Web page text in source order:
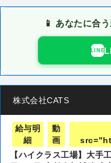
📱 あなたに合う
LINE
株式会社CATS
給与明
細
動
画
【ハイクラス工場】大手